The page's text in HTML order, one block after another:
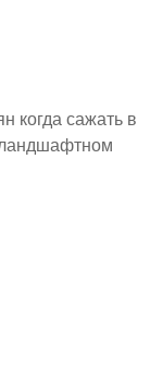
когда сажать в